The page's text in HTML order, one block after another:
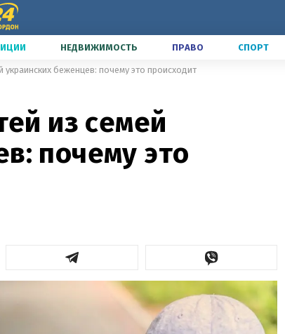
НЕДВИЖИМОСТЬ ПРАВО СПОРТ
украинских беженцев: почему это происходит
из семей
почему это